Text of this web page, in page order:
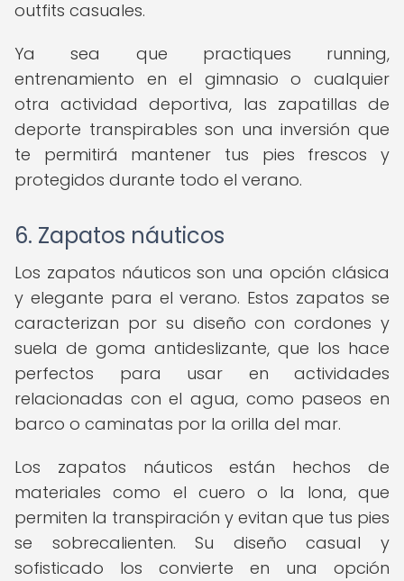
outfits casuales.
Ya sea que practiques running,
entrenamiento en el gimnasio o cualquier
otra actividad deportiva, las zapatillas de
deporte transpirables son una inversión que
te permitirá mantener tus pies frescos y
protegidos durante todo el verano.
6. Zapatos náuticos
Los zapatos náuticos son una opción clásica
y elegante para el verano. Estos zapatos se
caracterizan por su diseño con cordones y
suela de goma antideslizante, que los hace
perfectos para usar en actividades
relacionadas con el agua, como paseos en
barco o caminatas por la orilla del mar.
Los zapatos náuticos están hechos de
materiales como el cuero o la lona, que
permiten la transpiración y evitan que tus pies
se sobrecalienten. Su diseño casual y
sofisticado los convierte en una opción